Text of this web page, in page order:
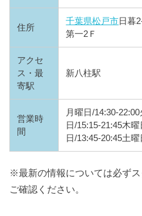
住所
千葉県松戸市日暮
第一2Ｆ
アクセ
ス・最
寄駅
新八柱駅
営業時
間
月曜日/14:30-
日/15:15-21:45木
日/13:45-20:45土
※最新の情報については必ず
ご確認ください。